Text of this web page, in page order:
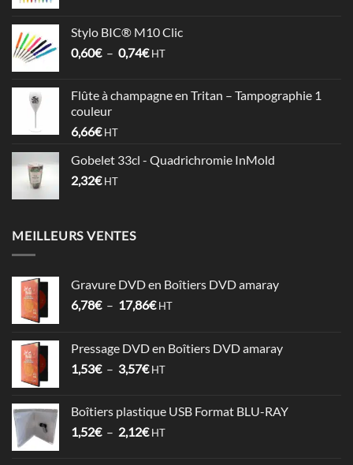
0,64€
à
Stylo BIC® M10 Clic
0,60€ – 0,74€Plage
0,60€
HT
Flûte à champagne en Tritan – Tampographie 1
couleur
6,66€ HT
Gobelet 33cl - Quadrichromie InMold
2,32€ HT
MEILLEURS VENTES
Gravure DVD en Boîtiers DVD amaray
6,78€ – 17,86€Plage
6,78€
à
HT
Pressage DVD en Boîtiers DVD amaray
1,53€ – 3,57€Plage
1,53€
à
HT
Boîtiers plastique USB Format BLU-RAY
1,52€ – 2,12€Plage
HT